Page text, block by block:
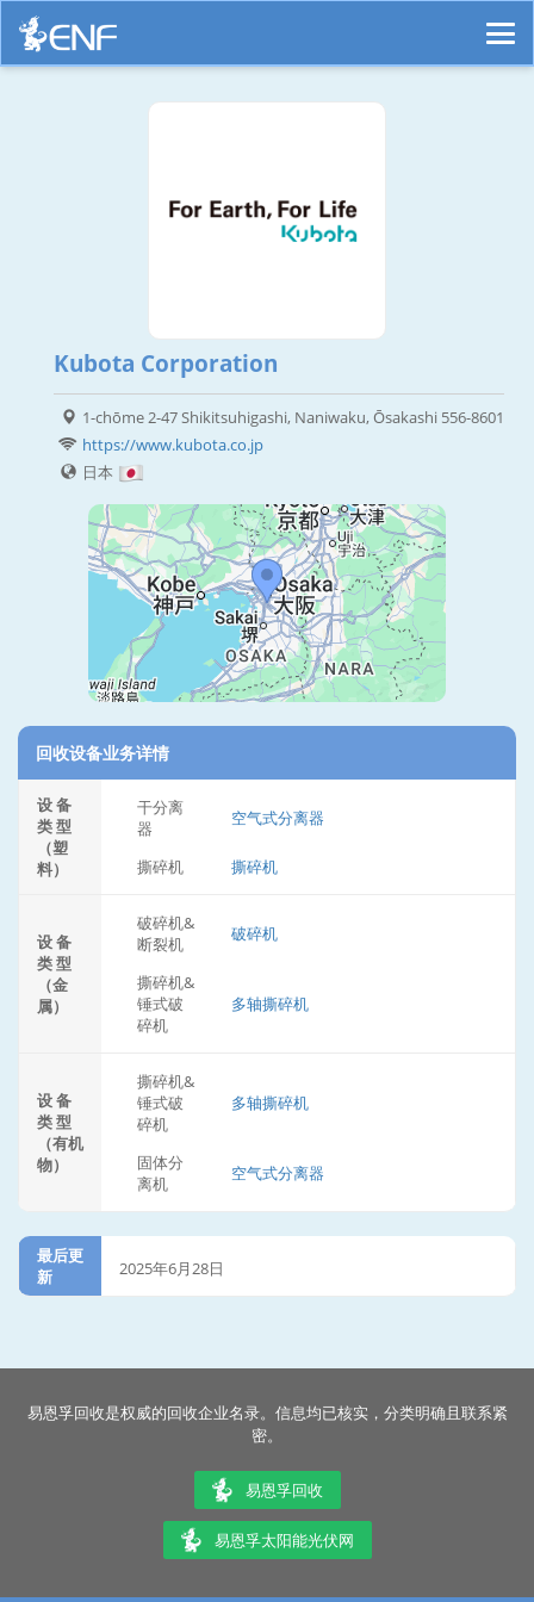
Kubota Corporation
1-chōme 2-47 Shikitsuhigashi, Naniwaku, Ōsakashi 556-8601
https://www.kubota.co.jp
日本
回收设备业务详情
设 备
类 型
（塑
料）
干分离
器
空气式分离器
撕碎机 撕碎机
设 备
类 型
（金
属）
破碎机&
断裂机
破碎机
撕碎机&
锤式破
碎机
多轴撕碎机
设 备
类 型
（有机
物）
撕碎机&
锤式破
碎机
多轴撕碎机
固体分
离机
空气式分离器
最后更
新
2025年6月28日
易恩孚回收是权威的回收企业名录。信息均已核实，分类明确且联系紧
密。
易恩孚回收
易恩孚太阳能光伏网